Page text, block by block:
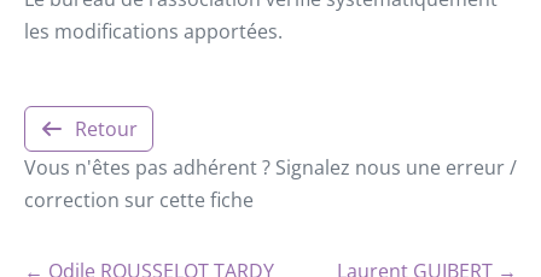
les modifications apportées.
Retour
Vous n'êtes pas adhérent ? Signalez nous une erreur /
correction sur cette fiche
← Odile ROUSSELOT TARDY Laurent GUIBERT →